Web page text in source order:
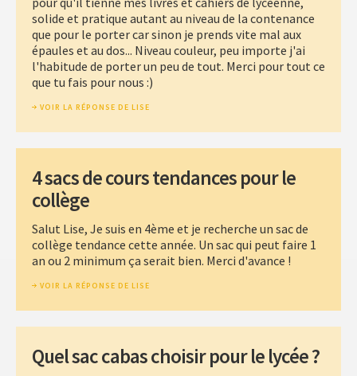
solide et pratique autant au niveau de la contenance
que pour le porter car sinon je prends vite mal aux
épaules et au dos... Niveau couleur, peu importe j'ai
l'habitude de porter un peu de tout. Merci pour tout ce
que tu fais pour nous :)
VOIR LA RÉPONSE DE LISE
4 sacs de cours tendances pour le
collège
Salut Lise, Je suis en 4ème et je recherche un sac de
collège tendance cette année. Un sac qui peut faire 1
an ou 2 minimum ça serait bien. Merci d'avance !
VOIR LA RÉPONSE DE LISE
Quel sac cabas choisir pour le lycée ?